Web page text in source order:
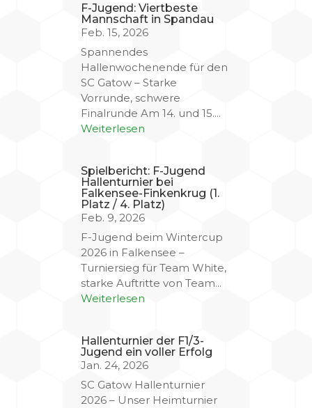
F-Jugend: Viertbeste
Mannschaft in Spandau
Feb. 15, 2026
Spannendes
Hallenwochenende für den
SC Gatow – Starke
Vorrunde, schwere
Finalrunde Am 14. und 15....
Weiterlesen
Spielbericht: F-Jugend
Hallenturnier bei
Falkensee-Finkenkrug (1.
Platz / 4. Platz)
Feb. 9, 2026
F-Jugend beim Wintercup
2026 in Falkensee –
Turniersieg für Team White,
starke Auftritte von Team...
Weiterlesen
Hallenturnier der F1/3-
Jugend ein voller Erfolg
Jan. 24, 2026
SC Gatow Hallenturnier
2026 – Unser Heimturnier